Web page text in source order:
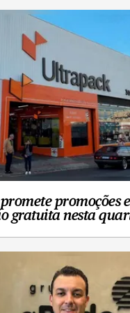
promoções
gratuita nesta